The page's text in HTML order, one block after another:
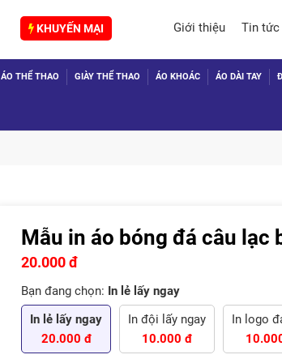
KHUYẾN MẠI Giới thiệu Tin tức
ÁO THỂ THAO GIÀY THỂ THAO ÁO KHOÁC ÁO DÀI TAY
TIẾP TỤC
Mẫu in áo bóng đá câu lạc
20.000 đ
Bạn đang chọn: In lẻ lấy ngay
In lẻ lấy ngay
20.000 đ
In đội lấy ngay
10.000 đ
In logo